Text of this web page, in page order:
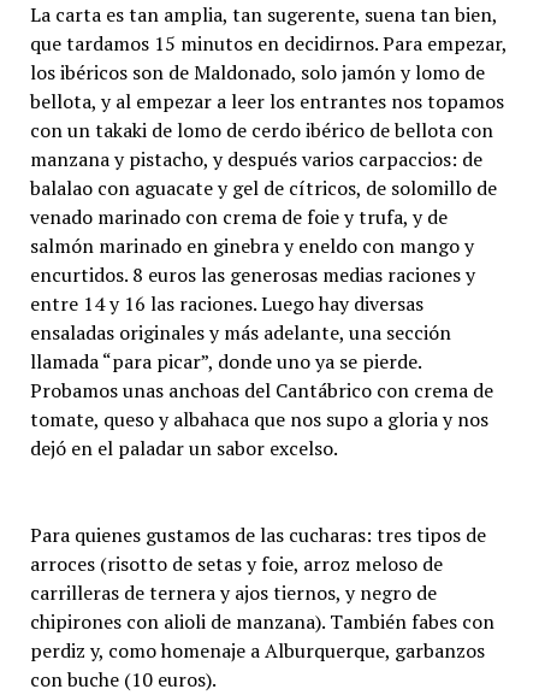
La carta es tan amplia, tan sugerente, suena tan bien,
que tardamos 15 minutos en decidirnos. Para empezar,
los ibéricos son de Maldonado, solo jamón y lomo de
bellota, y al empezar a leer los entrantes nos topamos
con un takaki de lomo de cerdo ibérico de bellota con
manzana y pistacho, y después varios carpaccios: de
balalao con aguacate y gel de cítricos, de solomillo de
venado marinado con crema de foie y trufa, y de
salmón marinado en ginebra y eneldo con mango y
encurtidos. 8 euros las generosas medias raciones y
entre 14 y 16 las raciones. Luego hay diversas
ensaladas originales y más adelante, una sección
llamada “para picar”, donde uno ya se pierde.
Probamos unas anchoas del Cantábrico con crema de
tomate, queso y albahaca que nos supo a gloria y nos
dejó en el paladar un sabor excelso.
Para quienes gustamos de las cucharas: tres tipos de
arroces (risotto de setas y foie, arroz meloso de
carrilleras de ternera y ajos tiernos, y negro de
chipirones con alioli de manzana). También fabes con
perdiz y, como homenaje a Alburquerque, garbanzos
con buche (10 euros).